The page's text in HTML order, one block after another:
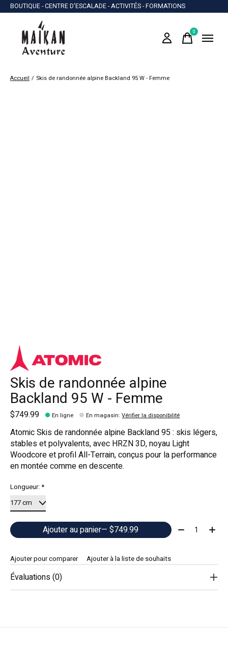
BOUTIQUE - CENTRE D'ESCALADE - ACTIVITÉS - FORMATIONS
0items
Accueil / Skis de randonnée alpine Backland 95 W - Femme
Skis de randonnée alpine
Backland 95 W - Femme
$749.99 En ligne En magasin:Vérifier la disponibilité
Atomic Skis de randonnée alpine Backland 95 : skis légers,
stables et polyvalents, avec HRZN 3D, noyau Light
Woodcore et profil All-Terrain, conçus pour la performance
en montée comme en descente.
Longueur:*
Ajouter au panier — $749.99 Quantité:
Ajouter pour comparer Ajouter à la liste de souhaits
Évaluations (0)